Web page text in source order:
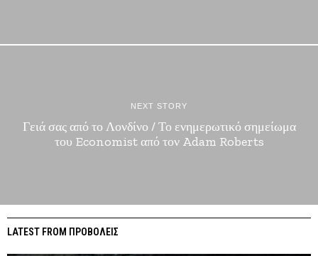
NEXT STORY
Γειά σας από το Λονδίνο / Το ενημερωτικό σημείωμα
του Economist από τον Adam Roberts
LATEST FROM ΠΡΟΒΟΛΕΙΣ